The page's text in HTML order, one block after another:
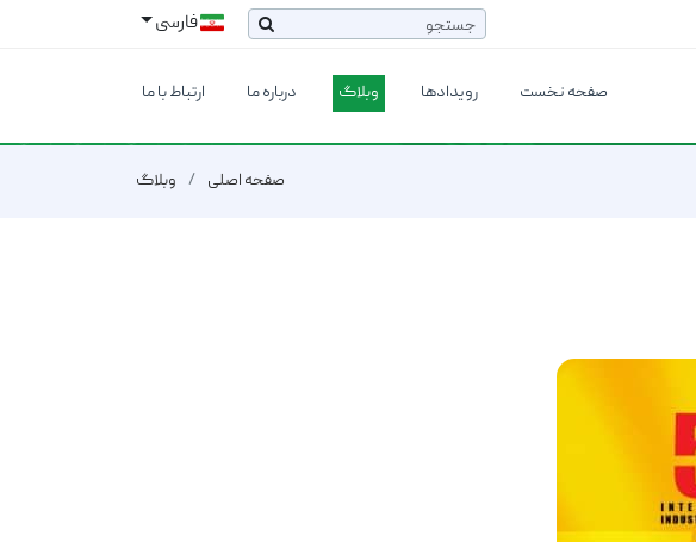
فارسی
صفحه نخست رویدادها وبلاگ درباره ما ارتباط با ما
صفحه اصلی وبلاگ